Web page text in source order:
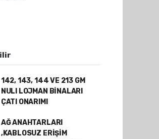
142, 143, 144 VE 213 GM
NULI LOJMAN BİNALARI
ÇATI ONARIMI
AĞ ANAHTARLARI
,KABLOSUZ ERİŞİM